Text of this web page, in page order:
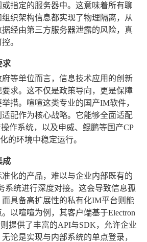
指定的服务器中。这意味着所有聊
织架构信息都实现了物理隔离，从
经由第三方服务器泄露的风险，真
。
求
等单位而言，信息技术应用的创新
求。这不仅是政策导向，更是保障
措。喧喧这类专业的国产IM软件，
配作为核心战略。它能够全面适配
作系统，以及申威、鲲鹏等国产CP
的环境中稳定运行。
成
化的产品，难以与企业内部既有的
系统进行深度对接。这会导致信息孤
具备高扩展性的私有化IM平台则能
以喧喧为例，其客户端基于Electron
提供了丰富的API与SDK，允许企业
论是实现与内部系统的单点登录，